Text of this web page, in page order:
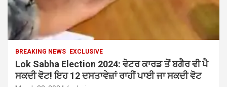
BREAKING NEWS EXCLUSIVE
Lok Sabha Election 2024: ਵੋਟਰ ਕਾਰਡ ਤੋਂ ਬਗੈਰ ਵੀ ਪੈ
ਸਕਦੀ ਵੋਟ! ਇਹ 12 ਦਸਤਾਵੇਜ਼ਾਂ ਰਾਹੀਂ ਪਾਈ ਜਾ ਸਕਦੀ ਵੋਟ